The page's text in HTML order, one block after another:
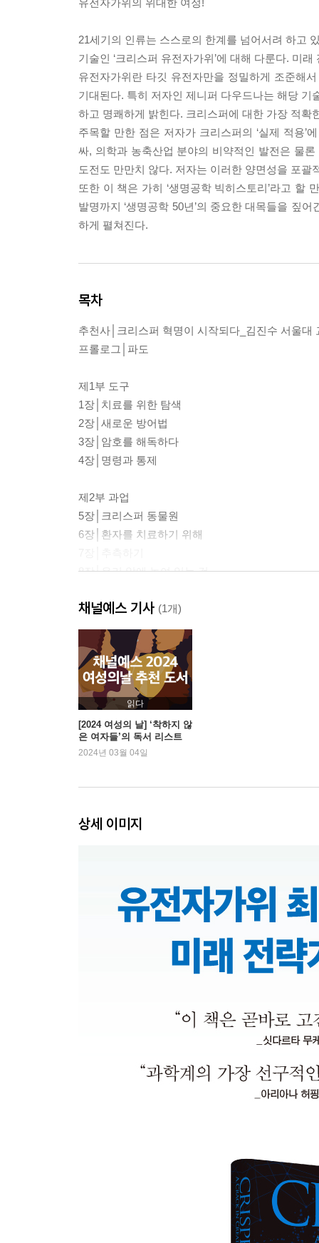
21세기의 인류는 스스로의 한계를 넘어서려 하고
기술인 ‘크리스퍼 유전자가위’에 대해 다룬다. 미
유전자가위란 타깃 유전자만을 정밀하게 조준해
기대된다. 특히 저자인 제니퍼 다우드나는 해당
하고 명쾌하게 밝힌다. 크리스퍼에 대한 가장 적확
주목할 만한 점은 저자가 크리스퍼의 ‘실제 적용
싸, 의학과 농축산업 분야의 비약적인 발전은 물
도전도 만만치 않다. 저자는 이러한 양면성을 포
또한 이 책은 가히 ‘생명공학 빅히스토리’라고 할
발명까지 ‘생명공학 50년’의 중요한 대목들을 짚
하게 펼쳐진다.
목차
추천사│크리스퍼 혁명이 시작되다_김진수 서울대
프롤로그│파도
제1부 도구
1장│치료를 위한 탐색
2장│새로운 방어법
3장│암호를 해독하다
4장│명령과 통제
제2부 과업
5장│크리스퍼 동물원
6장│환자를 치료하기 위해
8장│우리 앞에 놓여 있는 것
에필로그│시작
감사의 말
옮긴이의 말
주
찾아보기
채널예스 기사 (1개)
읽다
[2024 여성의 날] ‘착하지 않
은 여자들’의 독서 리스트
2024년 03월 04일
상세 이미지